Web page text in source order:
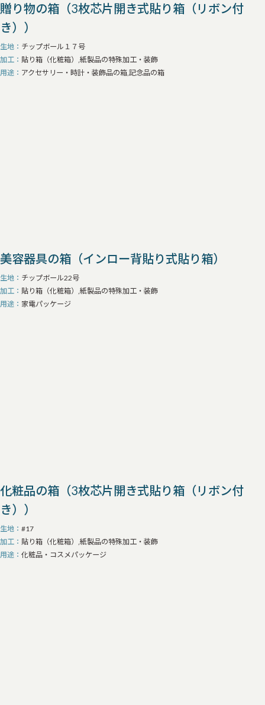
贈り物の箱（3枚芯片開き式貼り箱（リボン付
き））
生地
チップボール１７号
加工
貼り箱（化粧箱）,紙製品の特殊加工・装飾
用途
アクセサリー・時計・装飾品の箱,記念品の箱
美容器具の箱（インロー背貼り式貼り箱）
生地
チップボール22号
加工
貼り箱（化粧箱）,紙製品の特殊加工・装飾
用途
家電パッケージ
化粧品の箱（3枚芯片開き式貼り箱（リボン付
き））
生地
#17
加工
貼り箱（化粧箱）,紙製品の特殊加工・装飾
用途
化粧品・コスメパッケージ